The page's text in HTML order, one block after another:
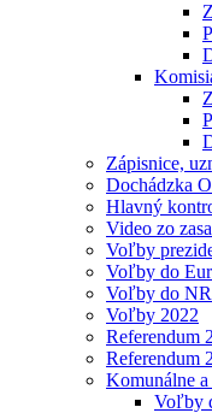
Zápisnice,
Dochádzka
Hlavný
Video zo
Voľby
Voľby do
Voľby do
Voľby 2022
Referendum
Referendum
Komunálne
Voľby